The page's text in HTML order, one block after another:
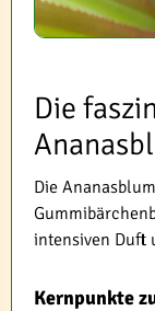
Die
Die
intensiven Duft
Kernpunkte